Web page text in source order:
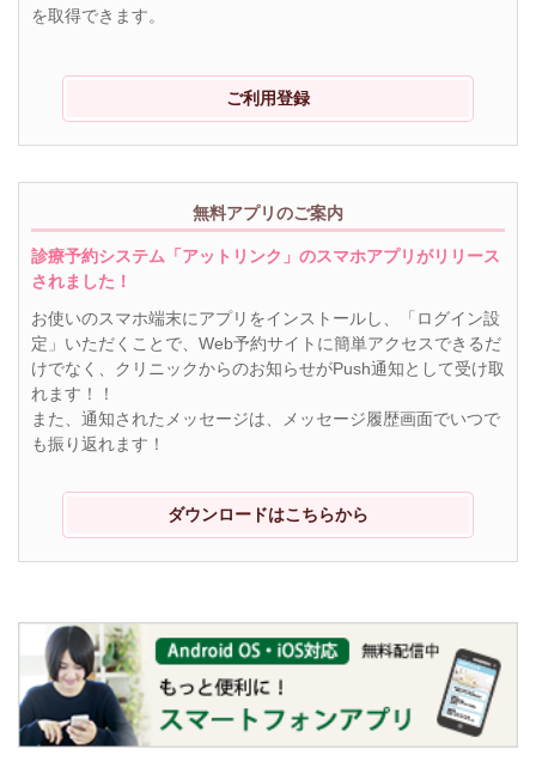
を取得できます。
ご利用登録
無料アプリのご案内
診療予約システム「アットリンク」のスマホアプリがリリース
されました！
お使いのスマホ端末にアプリをインストールし、「ログイン設
定」いただくことで、Web予約サイトに簡単アクセスできるだ
けでなく、クリニックからのお知らせがPush通知として受け取
れます！！
また、通知されたメッセージは、メッセージ履歴画面でいつで
も振り返れます！
ダウンロードはこちらから